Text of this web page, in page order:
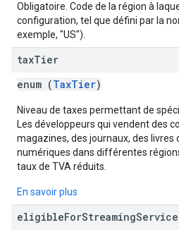
Obligatoire. Code de la région à
configuration, tel que défini par la
exemple, "US").
taxTier
enum (TaxTier)
Niveau de taxes permettant de
Les développeurs qui vendent des
magazines, des journaux, des livres
numériques dans différentes
taux de TVA réduits.
En savoir plus
eligibleForStreamingService